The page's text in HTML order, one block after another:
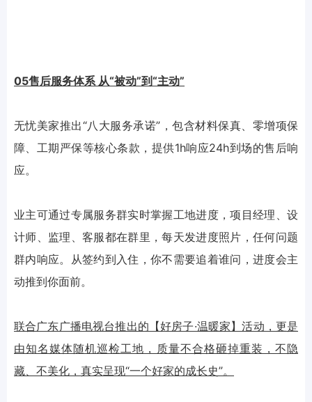
05售后服务体系 从“被动”到“主动”
无忧美家推出“八大服务承诺”，包含材料保真、零增项保
障、工期严保等核心条款，提供1h响应24h到场的售后响
应。
业主可通过专属服务群实时掌握工地进度，项目经理、设
计师、监理、客服都在群里，每天发进度照片，任何问题
群内响应。从签约到入住，你不需要追着谁问，进度会主
动推到你面前。
联合广东广播电视台推出的【好房子·温暖家】活动，更是
由知名媒体随机巡检工地，质量不合格砸掉重装，不隐
藏、不美化，真实呈现“一个好家的成长史”。